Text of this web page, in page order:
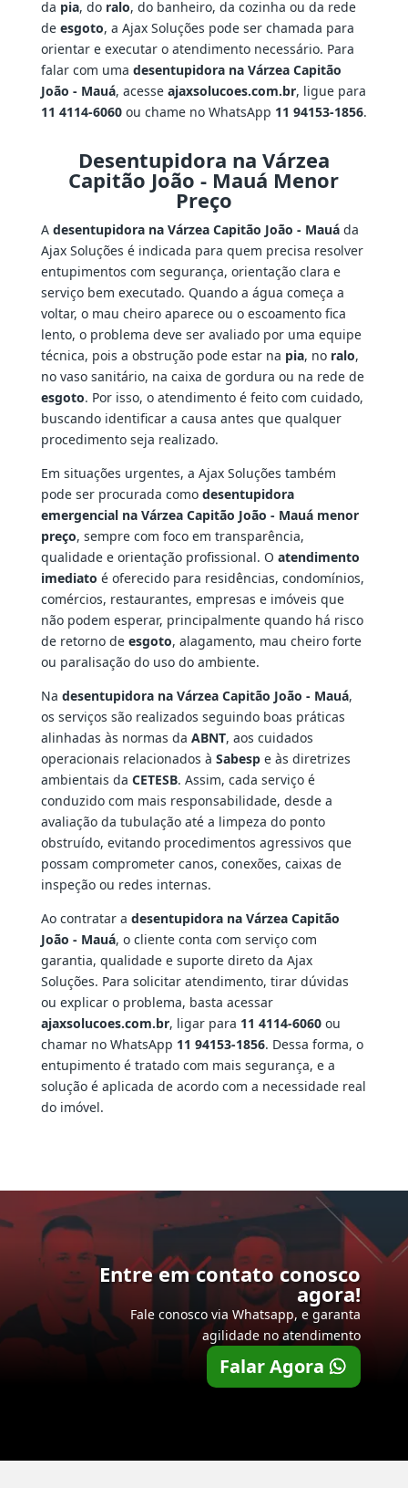
da pia, do ralo, do banheiro, da cozinha ou da rede
de esgoto, a Ajax Soluções pode ser chamada para
orientar e executar o atendimento necessário. Para
falar com uma desentupidora na Várzea Capitão
João - Mauá, acesse ajaxsolucoes.com.br, ligue para
11 4114-6060ou chame no WhatsApp 11 94153-1856.
Desentupidora na Várzea
Capitão João - Mauá Menor
Preço
A desentupidora na Várzea Capitão João - Mauáda
Ajax Soluções é indicada para quem precisa resolver
entupimentos com segurança, orientação clara e
serviço bem executado. Quando a água começa a
voltar, o mau cheiro aparece ou o escoamento fica
lento, o problema deve ser avaliado por uma equipe
técnica, pois a obstrução pode estar na pia, no ralo,
no vaso sanitário, na caixa de gordura ou na rede de
esgoto. Por isso, o atendimento é feito com cuidado,
buscando identificar a causa antes que qualquer
procedimento seja realizado.
Em situações urgentes, a Ajax Soluções também
pode ser procurada como desentupidora
emergencial na Várzea Capitão João - Mauá menor
preço, sempre com foco em transparência,
qualidade e orientação profissional. O atendimento
imediato é oferecido para residências, condomínios,
comércios, restaurantes, empresas e imóveis que
não podem esperar, principalmente quando há risco
de retorno de esgoto, alagamento, mau cheiro forte
ou paralisação do uso do ambiente.
Na desentupidora na Várzea Capitão João - Mauá,
os serviços são realizados seguindo boas práticas
alinhadas às normas da ABNT, aos cuidados
operacionais relacionados à Sabespe às diretrizes
ambientais da CETESB. Assim, cada serviço é
conduzido com mais responsabilidade, desde a
avaliação da tubulação até a limpeza do ponto
obstruído, evitando procedimentos agressivos que
possam comprometer canos, conexões, caixas de
inspeção ou redes internas.
Ao contratar a desentupidora na Várzea Capitão
João - Mauá, o cliente conta com serviço com
garantia, qualidade e suporte direto da Ajax
Soluções. Para solicitar atendimento, tirar dúvidas
ou explicar o problema, basta acessar
ajaxsolucoes.com.br, ligar para 11 4114-6060ou
chamar no WhatsApp 11 94153-1856. Dessa forma, o
entupimento é tratado com mais segurança, e a
solução é aplicada de acordo com a necessidade real
do imóvel.
Entre em contato conosco
agora!
Fale conosco via Whatsapp, e garanta
agilidade no atendimento
Falar Agora